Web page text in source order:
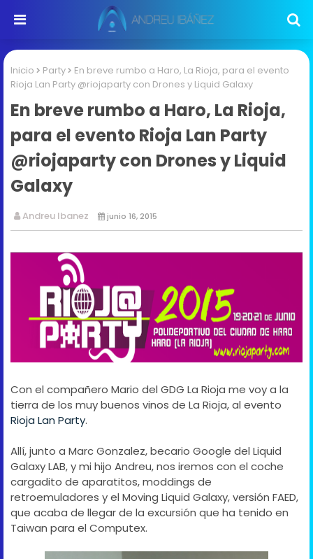
Inicio Party
En breve rumbo a Haro, La Rioja, para el evento
Rioja Lan Party @riojaparty con Drones y Liquid Galaxy
En breve rumbo a Haro, La Rioja,
para el evento Rioja Lan Party
@riojaparty con Drones y Liquid
Galaxy
Andreu Ibanez junio 16, 2015
Con el compañero Mario del GDG La Rioja me voy a la
tierra de los muy buenos vinos de La Rioja, al evento
Rioja Lan Party.
Allí, junto a Marc Gonzalez, becario Google del Liquid
Galaxy LAB, y mi hijo Andreu, nos iremos con el coche
cargadito de aparatitos, moddings de
retroemuladores y el Moving Liquid Galaxy, versión FAED,
que acaba de llegar de la excursión que ha tenido en
Taiwan para el Computex.